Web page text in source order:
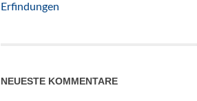
Erfindungen
NEUESTE KOMMENTARE